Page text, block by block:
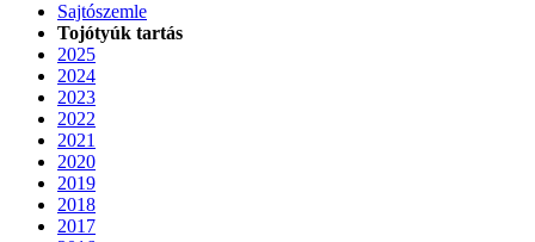
Sajtószemle
Tojótyúk tartás
2025
2024
2023
2022
2021
2020
2019
2018
2017